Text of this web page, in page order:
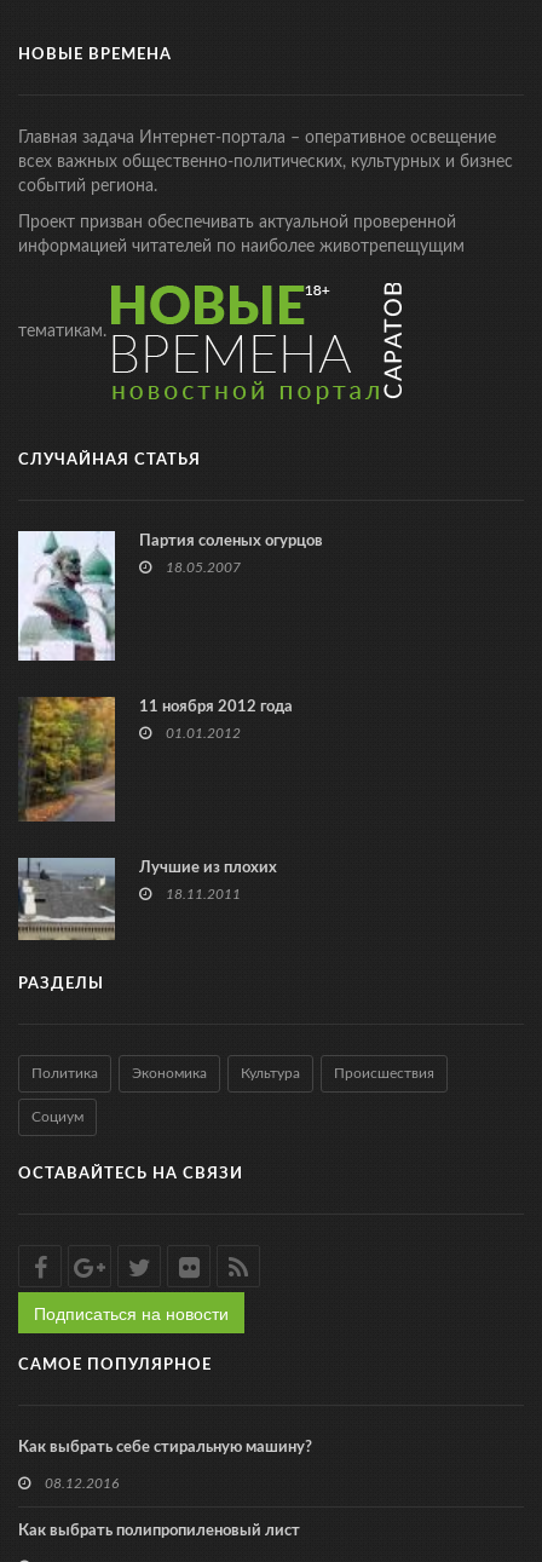
НОВЫЕ ВРЕМЕНА
Главная задача Интернет-портала – оперативное освещение
всех важных общественно-политических, культурных и бизнес
событий региона.
Проект призван обеспечивать актуальной проверенной
информацией читателей по наиболее животрепещущим
тематикам.
СЛУЧАЙНАЯ СТАТЬЯ
Партия соленых огурцов
18.05.2007
11 ноября 2012 года
01.01.2012
Лучшие из плохих
18.11.2011
РАЗДЕЛЫ
Политика Экономика Культура Происшествия
Социум
ОСТАВАЙТЕСЬ НА СВЯЗИ
Подписаться на новости
САМОЕ ПОПУЛЯРНОЕ
Как выбрать себе стиральную машину?
08.12.2016
Как выбрать полипропиленовый лист